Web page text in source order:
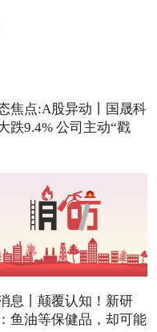
焦点:A股异动丨国晟科
跌9.4% 公司主动“戳
息丨颠覆认知！新研
鱼油等保健品，却可能